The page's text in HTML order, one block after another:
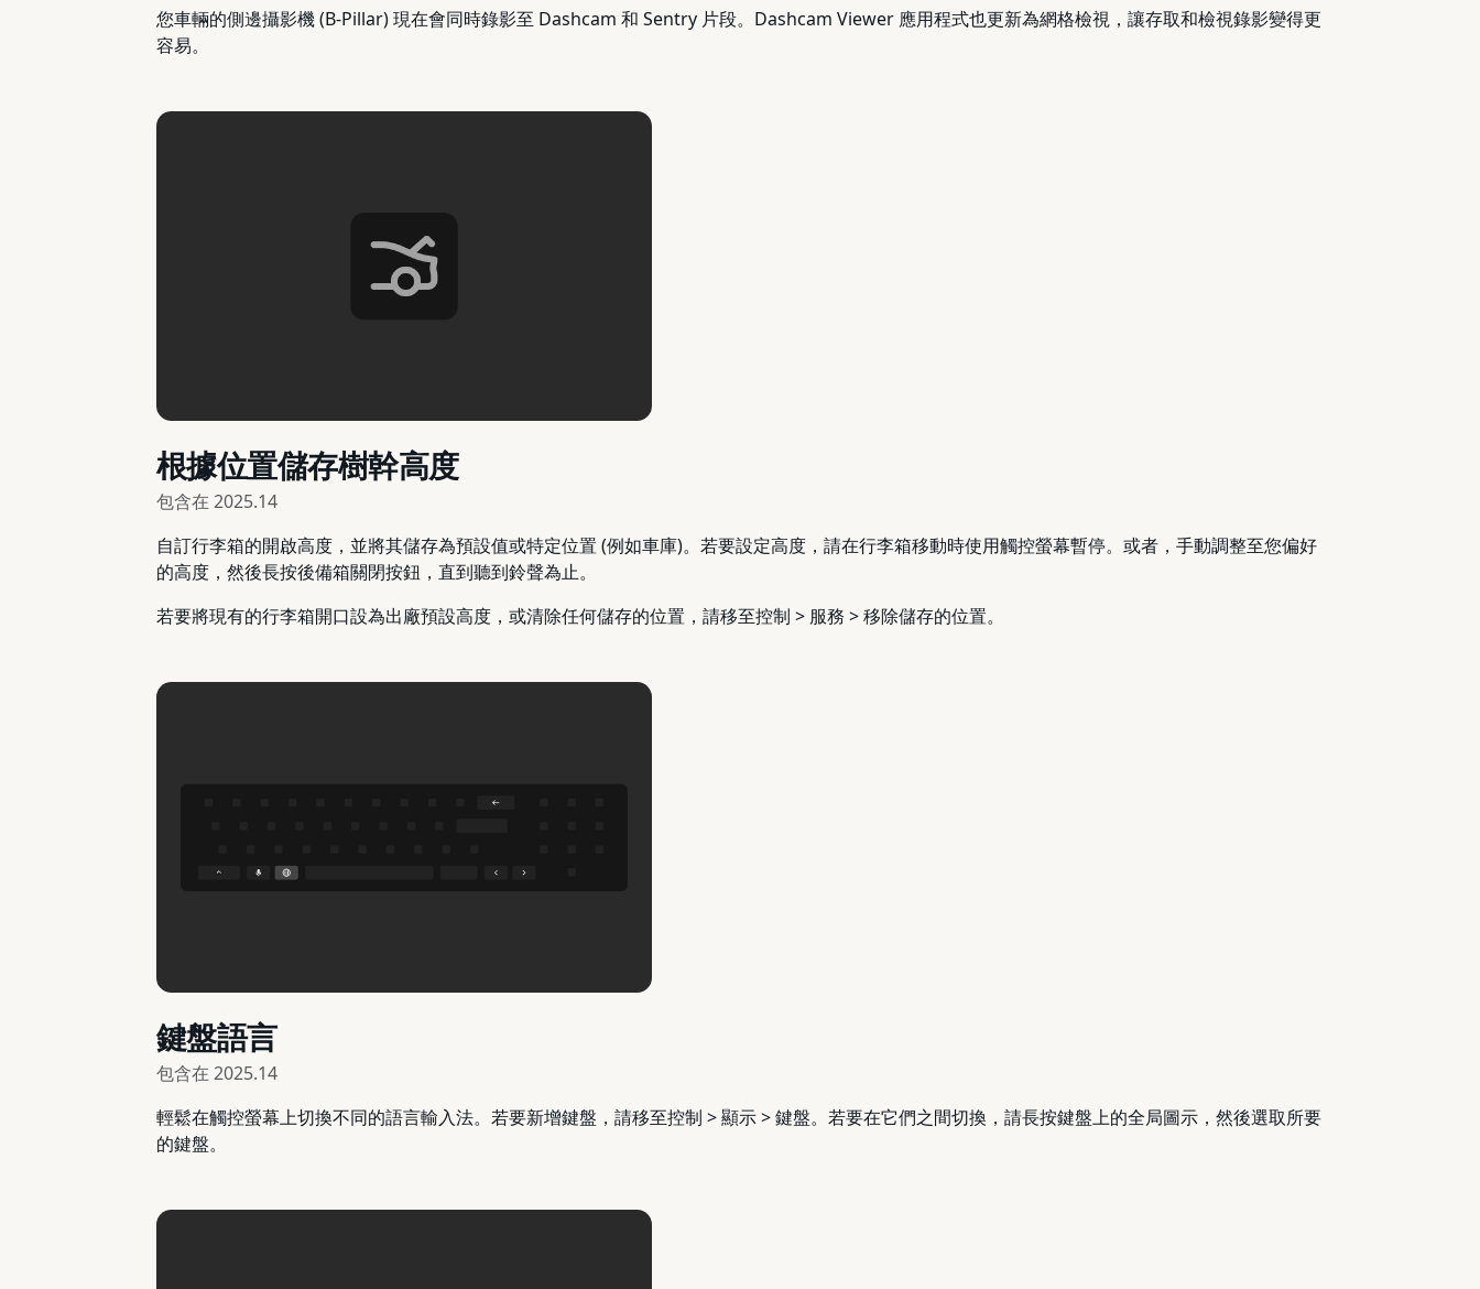
您車輛的側邊攝影機 (B-Pillar) 現在會同時錄影至 Dashcam 和 Sentry 片段。Dashcam Viewer 應用程式也更新為網格檢視，讓存取和檢視錄影變得更
容易。
根據位置儲存樹幹高度
包含在 2025.14
自訂行李箱的開啟高度，並將其儲存為預設值或特定位置 (例如車庫)。若要設定高度，請在行李箱移動時使用觸控螢幕暫停。或者，手動調整至您偏好
的高度，然後長按後備箱關閉按鈕，直到聽到鈴聲為止。
若要將現有的行李箱開口設為出廠預設高度，或清除任何儲存的位置，請移至控制 > 服務 > 移除儲存的位置。
鍵盤語言
包含在 2025.14
輕鬆在觸控螢幕上切換不同的語言輸入法。若要新增鍵盤，請移至控制 > 顯示 > 鍵盤。若要在它們之間切換，請長按鍵盤上的全局圖示，然後選取所要
的鍵盤。